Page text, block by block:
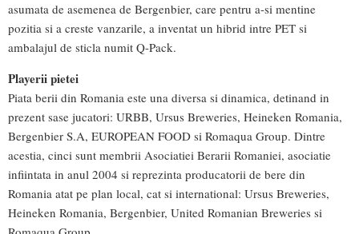
asumata de asemenea de Bergenbier, care pentru a-si mentine
pozitia si a creste vanzarile, a inventat un hibrid intre PET si
ambalajul de sticla numit Q-Pack.
Playerii pietei
Piata berii din Romania este una diversa si dinamica, detinand in
prezent sase jucatori: URBB, Ursus Breweries, Heineken Romania,
Bergenbier S.A, EUROPEAN FOOD si Romaqua Group. Dintre
acestia, cinci sunt membrii Asociatiei Berarii Romaniei, asociatie
infiintata in anul 2004 si reprezinta producatorii de bere din
Romania atat pe plan local, cat si international: Ursus Breweries,
Heineken Romania, Bergenbier, United Romanian Breweries si